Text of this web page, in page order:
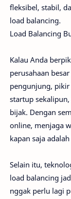
fleksibel, stabil,
load balancing.
Load Balancing
Kalau Anda
perusahaan
pengunjung,
startup
bijak. Dengan
online, menjaga
kapan saja
Selain itu,
load balancing
nggak perlu lagi